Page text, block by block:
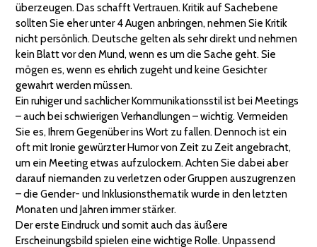
überzeugen. Das schafft Vertrauen. Kritik auf Sachebene
sollten Sie eher unter 4 Augen anbringen, nehmen Sie Kritik
nicht persönlich. Deutsche gelten als sehr direkt und nehmen
kein Blatt vor den Mund, wenn es um die Sache geht. Sie
mögen es, wenn es ehrlich zugeht und keine Gesichter
gewahrt werden müssen.
Ein ruhiger und sachlicher Kommunikationsstil ist bei Meetings
– auch bei schwierigen Verhandlungen – wichtig. Vermeiden
Sie es, Ihrem Gegenüber ins Wort zu fallen. Dennoch ist ein
oft mit Ironie gewürzter Humor von Zeit zu Zeit angebracht,
um ein Meeting etwas aufzulockern. Achten Sie dabei aber
darauf niemanden zu verletzen oder Gruppen auszugrenzen
– die Gender- und Inklusionsthematik wurde in den letzten
Monaten und Jahren immer stärker.
Der erste Eindruck und somit auch das äußere
Erscheinungsbild spielen eine wichtige Rolle. Unpassend